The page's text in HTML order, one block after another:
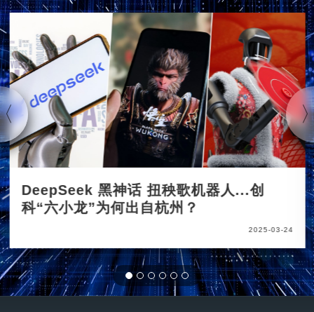
DeepSeek 黑神话 扭秧歌机器人...创
科“六小龙”为何出自杭州？
2025-03-24